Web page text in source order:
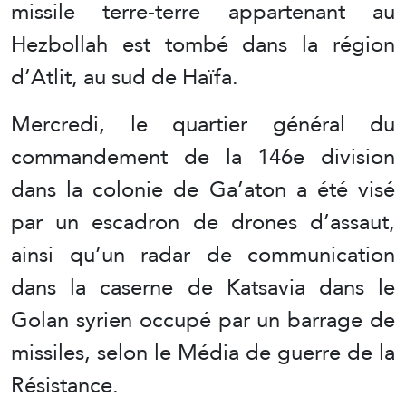
missile terre-terre appartenant au
Hezbollah est tombé dans la région
d’Atlit, au sud de Haïfa.
Mercredi, le quartier général du
commandement de la 146e division
dans la colonie de Ga’aton a été visé
par un escadron de drones d’assaut,
ainsi qu’un radar de communication
dans la caserne de Katsavia dans le
Golan syrien occupé par un barrage de
missiles, selon le Média de guerre de la
Résistance.